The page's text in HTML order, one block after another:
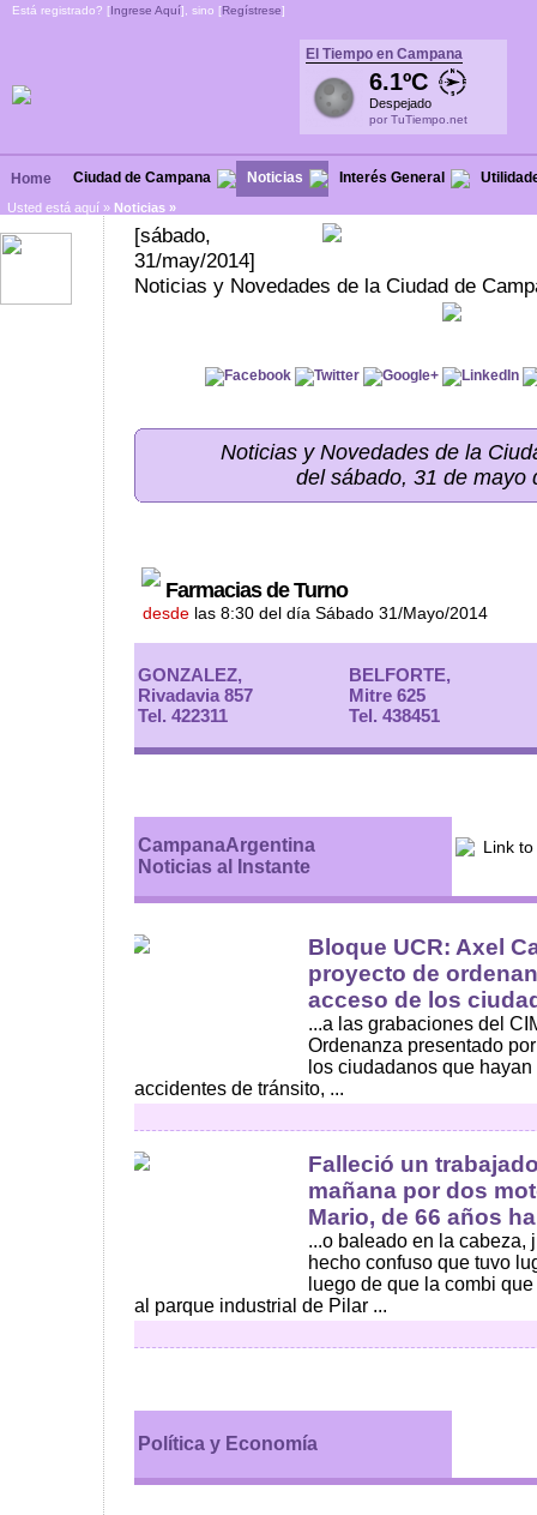
Está registrado? [Ingrese Aquí], sino [Regístrese]
El Tiempo en Campana
6.1ºC
Despejado
por TuTiempo.net
Home Ciudad de Campana Noticias Interés General
Usted está aquí » Noticias »
[sábado,
31/may/2014]
Noticias y Novedades de la Ciudad de
Noticias y Novedades de la
del sábado, 31 de mayo
Farmacias de Turno
desde las 8:30 del día Sábado 31/Mayo/2014
GONZALEZ,
Rivadavia 857
Tel. 422311
BELFORTE,
Mitre 625
Tel. 438451
CampanaArgentina
Noticias al Instante
Bloque UCR: Axel
proyecto de
acceso de los
...a las grabaciones del
Ordenanza presentado
los ciudadanos que
accidentes de tránsito, ...
Falleció un
mañana por dos
Mario, de 66 años
...o baleado en la cabeza,
hecho confuso que tuvo
luego de que la combi
al parque industrial de Pilar ...
Política y Economía